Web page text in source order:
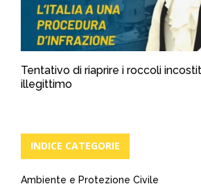
Tentativo di riaprire i roccoli
illegittimo
INDICE CATEGORIE
Ambiente e Protezione Civile